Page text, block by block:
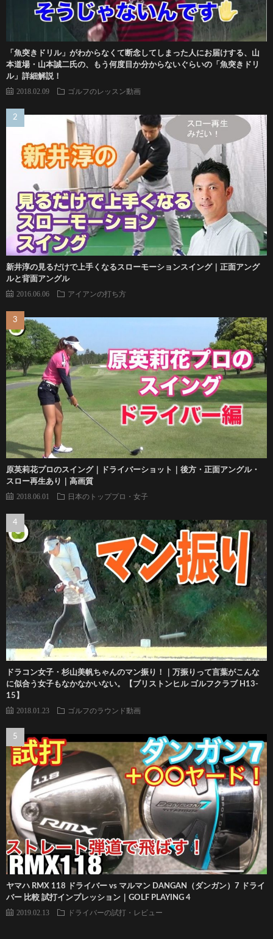
「魚突きドリル」がわからなくて断念してしまった人にお届けする、山
本道場・山本誠二氏の、もう何度目か分からないぐらいの「魚突きドリ
ル」詳細解説！
2018.02.09 ゴルフのレッスン動画
新井淳の見るだけで上手くなるスローモーションスイング｜正面アング
ルと背面アングル
2016.06.06 アイアンの打ち方
原英莉花プロのスイング｜ドライバーショット｜後方・正面アングル・
スロー再生あり｜高画質
2018.06.01 日本のトッププロ・女子
ドラコン女子・杉山美帆ちゃんのマン振り！｜万振りって言葉がこんな
に似合う女子もなかなかいない。【ブリストンヒル ゴルフクラブ H13-
15】
2018.01.23 ゴルフのラウンド動画
ヤマハ RMX 118 ドライバー vs マルマン DANGAN（ダンガン）7 ドライ
バー 比較 試打インプレッション｜GOLF PLAYING 4
2019.02.13 ドライバーの試打・レビュー